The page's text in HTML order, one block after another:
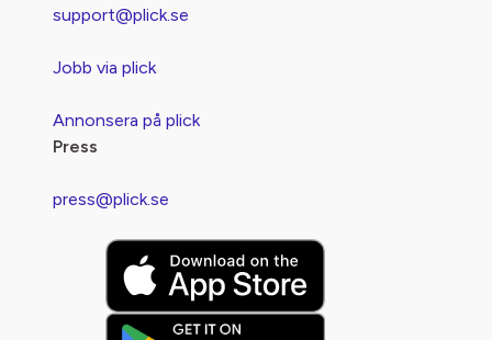
support@plick.se
Jobb via plick
Annonsera på plick
Press
press@plick.se